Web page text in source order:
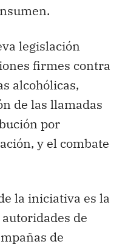
legislación
firmes contra
alcohólicas,
de las llamadas
por
y el combate
la iniciativa es la
de
de